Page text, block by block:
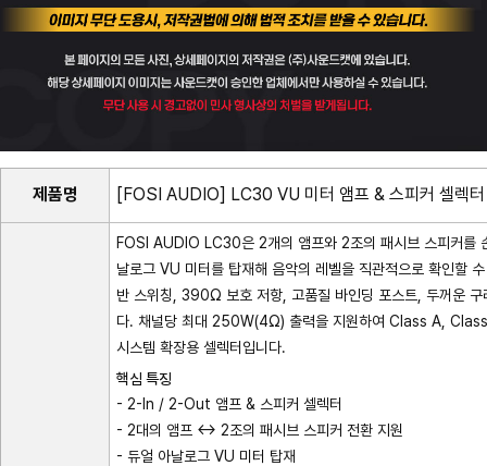
제품명 [FOSI AUDIO] LC30 VU 미터 앰프 & 스피커 셀렉터
FOSI AUDIO LC30은 2개의 앰프와 2조의 패시브 스피커
날로그 VU 미터를 탑재해 음악의 레벨을 직관적으로 확인할
반 스위칭, 390Ω 보호 저항, 고품질 바인딩 포스트, 두꺼운 구
다. 채널당 최대 250W(4Ω) 출력을 지원하여 Class A,
시스템 확장용 셀렉터입니다.
핵심 특징
- 2-In / 2-Out 앰프 & 스피커 셀렉터
- 2대의 앰프 ↔ 2조의 패시브 스피커 전환 지원
- 듀얼 아날로그 VU 미터 탑재